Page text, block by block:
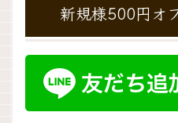
新規様500円オ